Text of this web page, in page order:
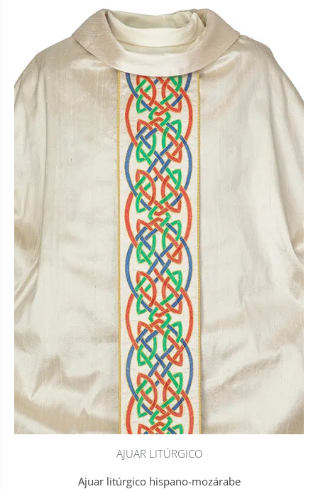
AJUAR LITÚRGICO
Ajuar litúrgico hispano-mozárabe